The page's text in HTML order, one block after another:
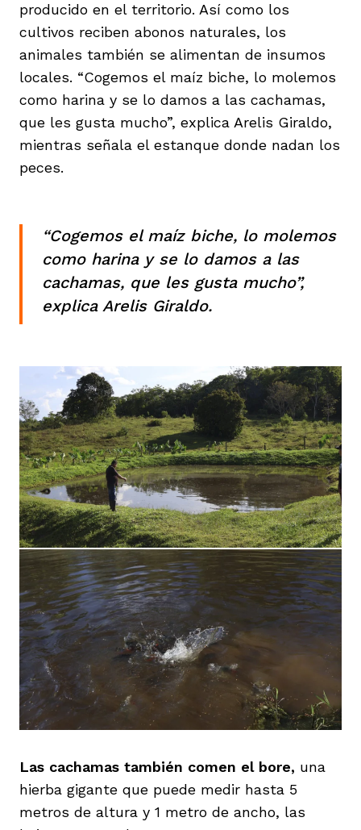
producido en el territorio. Así como los
cultivos reciben abonos naturales, los
animales también se alimentan de insumos
locales. “Cogemos el maíz biche, lo molemos
como harina y se lo damos a las cachamas,
que les gusta mucho”, explica Arelis Giraldo,
mientras señala el estanque donde nadan los
peces.
“Cogemos el maíz biche, lo molemos
como harina y se lo damos a las
cachamas, que les gusta mucho”,
explica Arelis Giraldo.
Las cachamas también comen el bore, una
hierba gigante que puede medir hasta 5
metros de altura y 1 metro de ancho, las